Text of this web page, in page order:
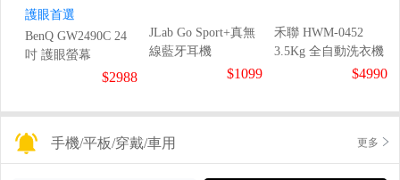
護眼首選
BenQ GW2490C 24
吋 護眼螢幕
$2988
JLab Go Sport+真無
線藍牙耳機
$1099
禾聯 HWM-0452
3.5Kg 全自動洗衣機
$4990
手機/平板/穿戴/車用 更多